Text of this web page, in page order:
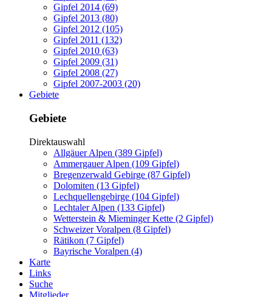
Gipfel 2014 (69)
Gipfel 2013 (80)
Gipfel 2012 (105)
Gipfel 2011 (132)
Gipfel 2010 (63)
Gipfel 2009 (31)
Gipfel 2008 (27)
Gipfel 2007-2003 (20)
Gebiete
Gebiete
Direktauswahl
Allgäuer Alpen (389 Gipfel)
Ammergauer Alpen (109 Gipfel)
Bregenzerwald Gebirge (87 Gipfel)
Dolomiten (13 Gipfel)
Lechquellengebirge (104 Gipfel)
Lechtaler Alpen (133 Gipfel)
Wetterstein & Mieminger Kette (2 Gipfel)
Schweizer Voralpen (8 Gipfel)
Rätikon (7 Gipfel)
Bayrische Voralpen (4)
Karte
Links
Suche
Mitglieder